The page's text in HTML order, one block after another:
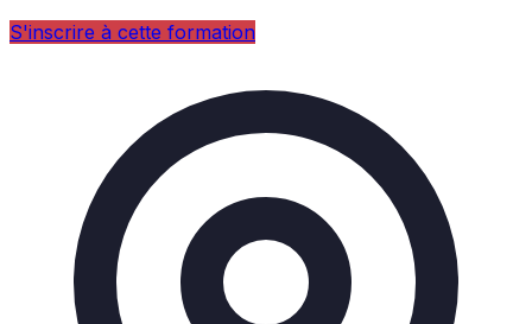
S'inscrire à cette formation